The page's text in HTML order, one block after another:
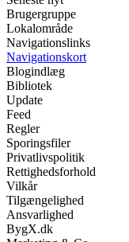
Brugergruppe
Lokalområde
Navigationslinks
Navigationskort
Blogindlæg
Bibliotek
Update
Feed
Regler
Sporingsfiler
Privatlivspolitik
Rettighedsforhold
Vilkår
Tilgængelighed
Ansvarlighed
BygX.dk